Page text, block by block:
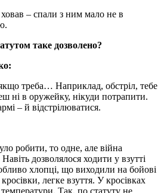
– спали з ним мало не в
таке дозволено?
треба… Наприклад, обстріл, тебе
ні в оружейку, нікуди потрапити.
– й відстрілюватися.
робити, то одне, але війна
дозволялося ходити у взутті
хлопці, що виходили на бойові
легке взуття. У кросівках
температури. Так, по статуту не